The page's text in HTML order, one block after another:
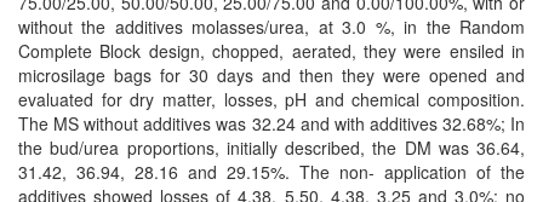
without the additives molasses/urea, at 3.0 %, in the Random
Complete Block design, chopped, aerated, they were ensiled in
microsilage bags for 30 days and then they were opened and
evaluated for dry matter, losses, pH and chemical composition.
The MS without additives was 32.24 and with additives 32.68%; In
the bud/urea proportions, initially described, the DM was 36.64,
31.42, 36.94, 28.16 and 29.15%. The non- application of the
additives showed losses of 4.38, 5.50, 4.38, 3.25 and 3.0%; no